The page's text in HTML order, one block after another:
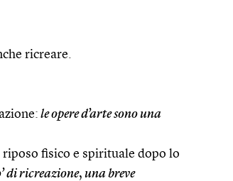
ricreare.
le opere d’arte sono una
fisico e spirituale dopo lo
di ricreazione, una breve